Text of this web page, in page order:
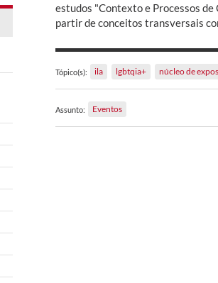
estudos "Contexto e Processos
partir de conceitos transversais
Tópico(s): ila lgbtqia+ núcleo de
Assunto: Eventos